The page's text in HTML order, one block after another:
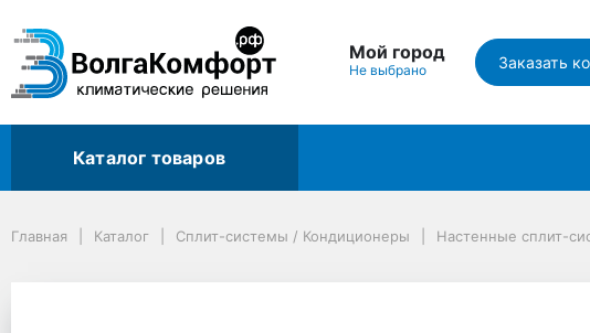
Мой город
Не выбрано Заказать
Каталог товаров
Настенные сплит-системы
Сплит-система GREE Bora
Главная Каталог Сплит-системы / Кондиционеры Настенные сплит-